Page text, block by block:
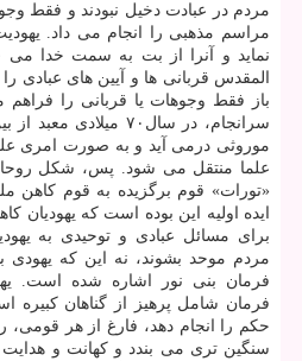
مردم در عبادت دخیل نبودند و فقط
مراسم مذهبی را انجام می داد.
نماید و آنرا از بت به سمت خدا می
المقدس قربانی ها و آیین های عبادی
باز فقط وجوهات یا قربانی را فراهم
سرانجام، در سال۷۰
موروثی درمی آید و به صورت امری
علما منتقل می شود. پس، شكل
«تورات» قوم برگزیده به قوم كاهن
ایده اولیه این بوده است كه یهودیان
برای مسائل عبادی و توحیدی به
مردم موحد بشوند، نه این كه
فرمان بنی نور اشاره شده است.
فرمان شامل پرهیز از گناهان
حكم را انجام دهد، فارغ از هر قومی،
سنگین تری می بندد و كهانت و